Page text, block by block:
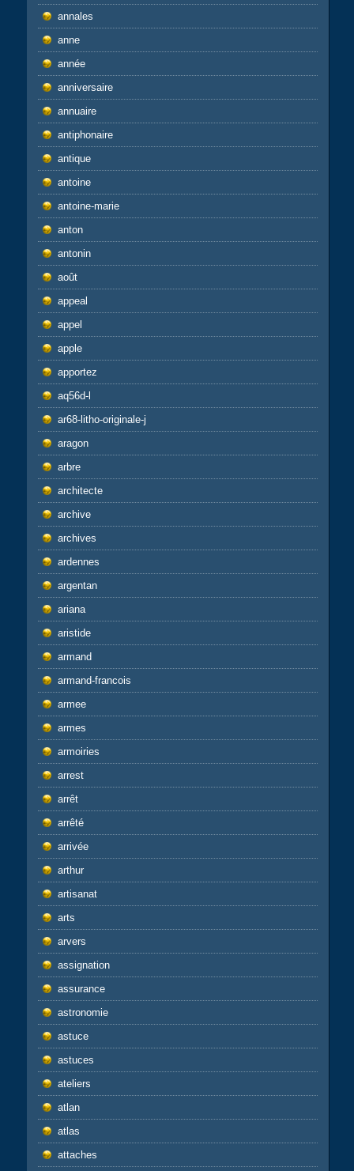
annales
anne
année
anniversaire
annuaire
antiphonaire
antique
antoine
antoine-marie
anton
antonin
août
appeal
appel
apple
apportez
aq56d-l
ar68-litho-originale-j
aragon
arbre
architecte
archive
archives
ardennes
argentan
ariana
aristide
armand
armand-francois
armee
armes
armoiries
arrest
arrêt
arrêté
arrivée
arthur
artisanat
arts
arvers
assignation
assurance
astronomie
astuce
astuces
ateliers
atlan
atlas
attaches